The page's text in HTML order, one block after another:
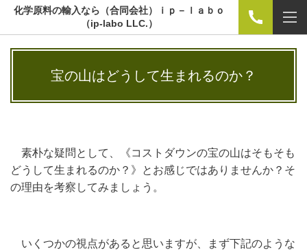
化学原料の輸入なら（合同会社）ｉｐ－ｌａｂｏ
（ip-labo LLC.）
宝の山はどうして生まれるのか？
素朴な疑問として、《コストダウンの宝の山はそもそも
どうして生まれるのか？》とお感じではありませんか？そ
の理由を考察してみましょう。
いくつかの視点があると思いますが、まず下記のような